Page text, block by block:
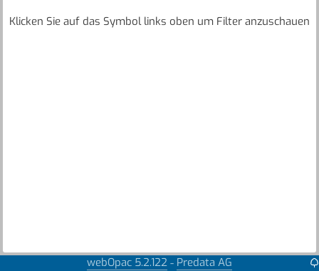
Klicken Sie auf das Symbol links oben um Filter anzuschauen
webOpac 5.2.122 - Predata AG